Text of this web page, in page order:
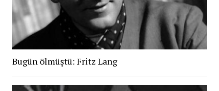
Bugün ölmüştü: Fritz Lang